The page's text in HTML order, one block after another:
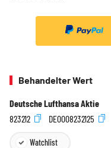
Behandelter Wert
Deutsche Lufthansa Aktie
823212
DE0008232125
Watchlist